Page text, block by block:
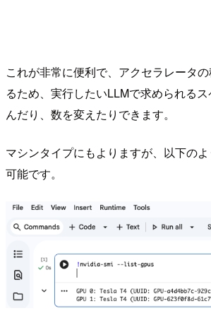
これが非常に便利で、アクセラレータ
るため、実行したいLLMで求められる
んだり、数を変えたりできます。
マシンタイプにもよりますが、以下の
可能です。